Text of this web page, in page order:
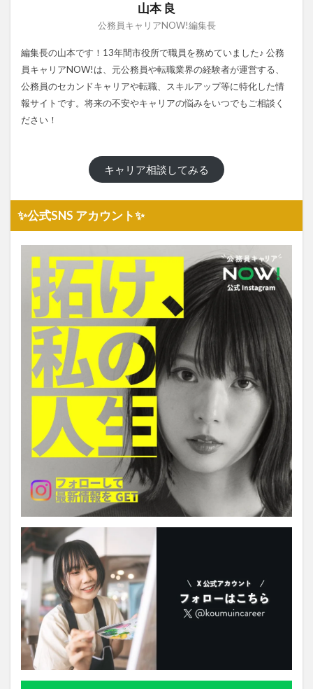
山本 良
公務員キャリアNOW!編集長
編集長の山本です！13年間市役所で職員を務めていました♪ 公務
員キャリアNOW!は、元公務員や転職業界の経験者が運営する、
公務員のセカンドキャリアや転職、スキルアップ等に特化した情
報サイトです。将来の不安やキャリアの悩みをいつでもご相談く
ださい！
キャリア相談してみる
✨公式SNS アカウント✨